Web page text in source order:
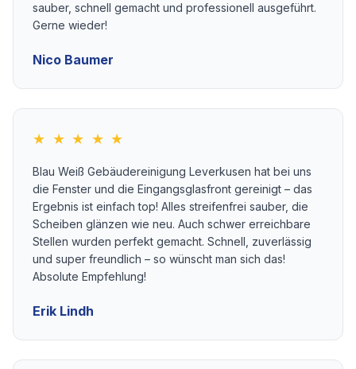
sauber, schnell gemacht und professionell ausgeführt.
Gerne wieder!
Nico Baumer
★ ★ ★ ★ ★
Blau Weiß Gebäudereinigung Leverkusen hat bei uns
die Fenster und die Eingangsglasfront gereinigt – das
Ergebnis ist einfach top! Alles streifenfrei sauber, die
Scheiben glänzen wie neu. Auch schwer erreichbare
Stellen wurden perfekt gemacht. Schnell, zuverlässig
und super freundlich – so wünscht man sich das!
Absolute Empfehlung!
Erik Lindh